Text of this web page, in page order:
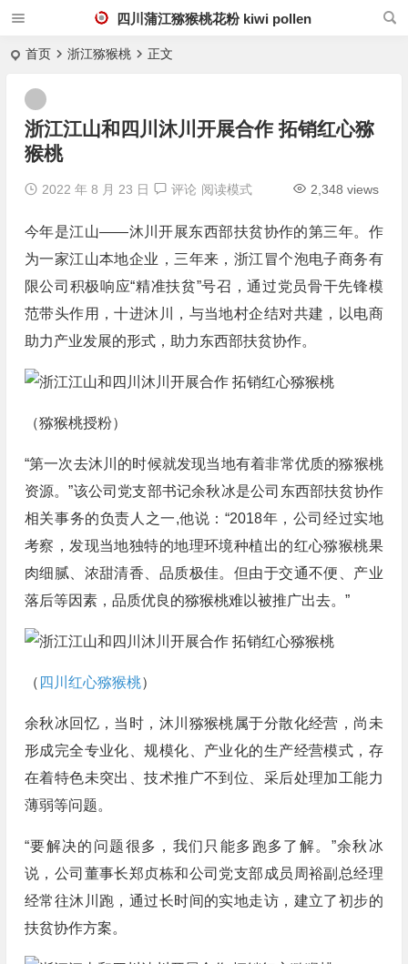
四川蒲江猕猴桃花粉 kiwi pollen
首页 浙江猕猴桃 正文
浙江江山和四川沐川开展合作 拓销红心猕
猴桃
2022 年 8 月 23 日 评论 2,348 views
阅读模式
今年是江山——沐川开展东西部扶贫协作的第三年。作
为一家江山本地企业，三年来，浙江冒个泡电子商务有
限公司积极响应“精准扶贫”号召，通过党员骨干先锋模
范带头作用，十进沐川，与当地村企结对共建，以电商
助力产业发展的形式，助力东西部扶贫协作。
（猕猴桃授粉）
“第一次去沐川的时候就发现当地有着非常优质的猕猴桃
资源。”该公司党支部书记余秋冰是公司东西部扶贫协作
相关事务的负责人之一,他说：“2018年，公司经过实地
考察，发现当地独特的地理环境种植出的红心猕猴桃果
肉细腻、浓甜清香、品质极佳。但由于交通不便、产业
落后等因素，品质优良的猕猴桃难以被推广出去。”
（ 四川红心猕猴桃）
余秋冰回忆，当时，沐川猕猴桃属于分散化经营，尚未
形成完全专业化、规模化、产业化的生产经营模式，存
在着特色未突出、技术推广不到位、采后处理加工能力
薄弱等问题。
“要解决的问题很多，我们只能多跑多了解。”余秋冰
说，公司董事长郑贞栋和公司党支部成员周裕副总经理
经常往沐川跑，通过长时间的实地走访，建立了初步的
扶贫协作方案。